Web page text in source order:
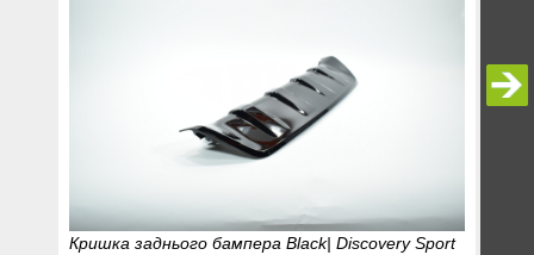
Кришка заднього бампера Black| Discovery Sport